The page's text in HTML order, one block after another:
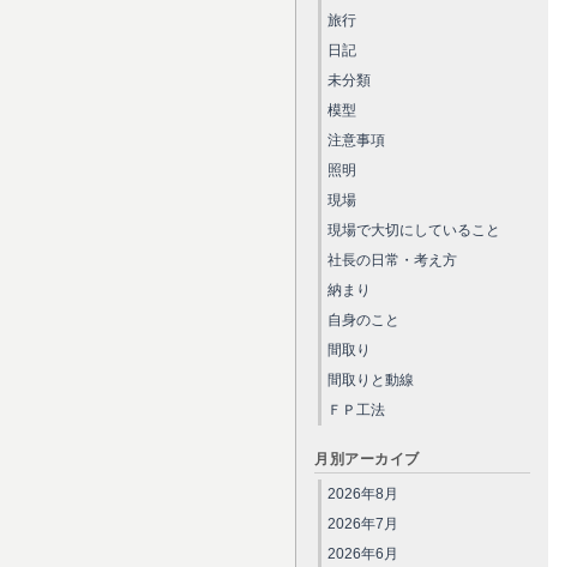
旅行
日記
未分類
模型
注意事項
照明
現場
現場で大切にしていること
社長の日常・考え方
納まり
自身のこと
間取り
間取りと動線
ＦＰ工法
月別アーカイブ
2026年8月
2026年7月
2026年6月